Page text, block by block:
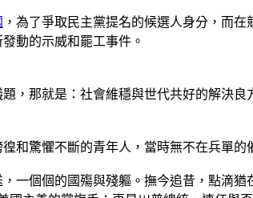
，為了爭取民主黨提名的候選人身分，而
動的示威和罷工事件。
，那就是：社會維穩與世代共好的解決
和驚懼不斷的青年人，當時無不在兵單
一個個的國殤與殘軀。撫今追昔，點滴